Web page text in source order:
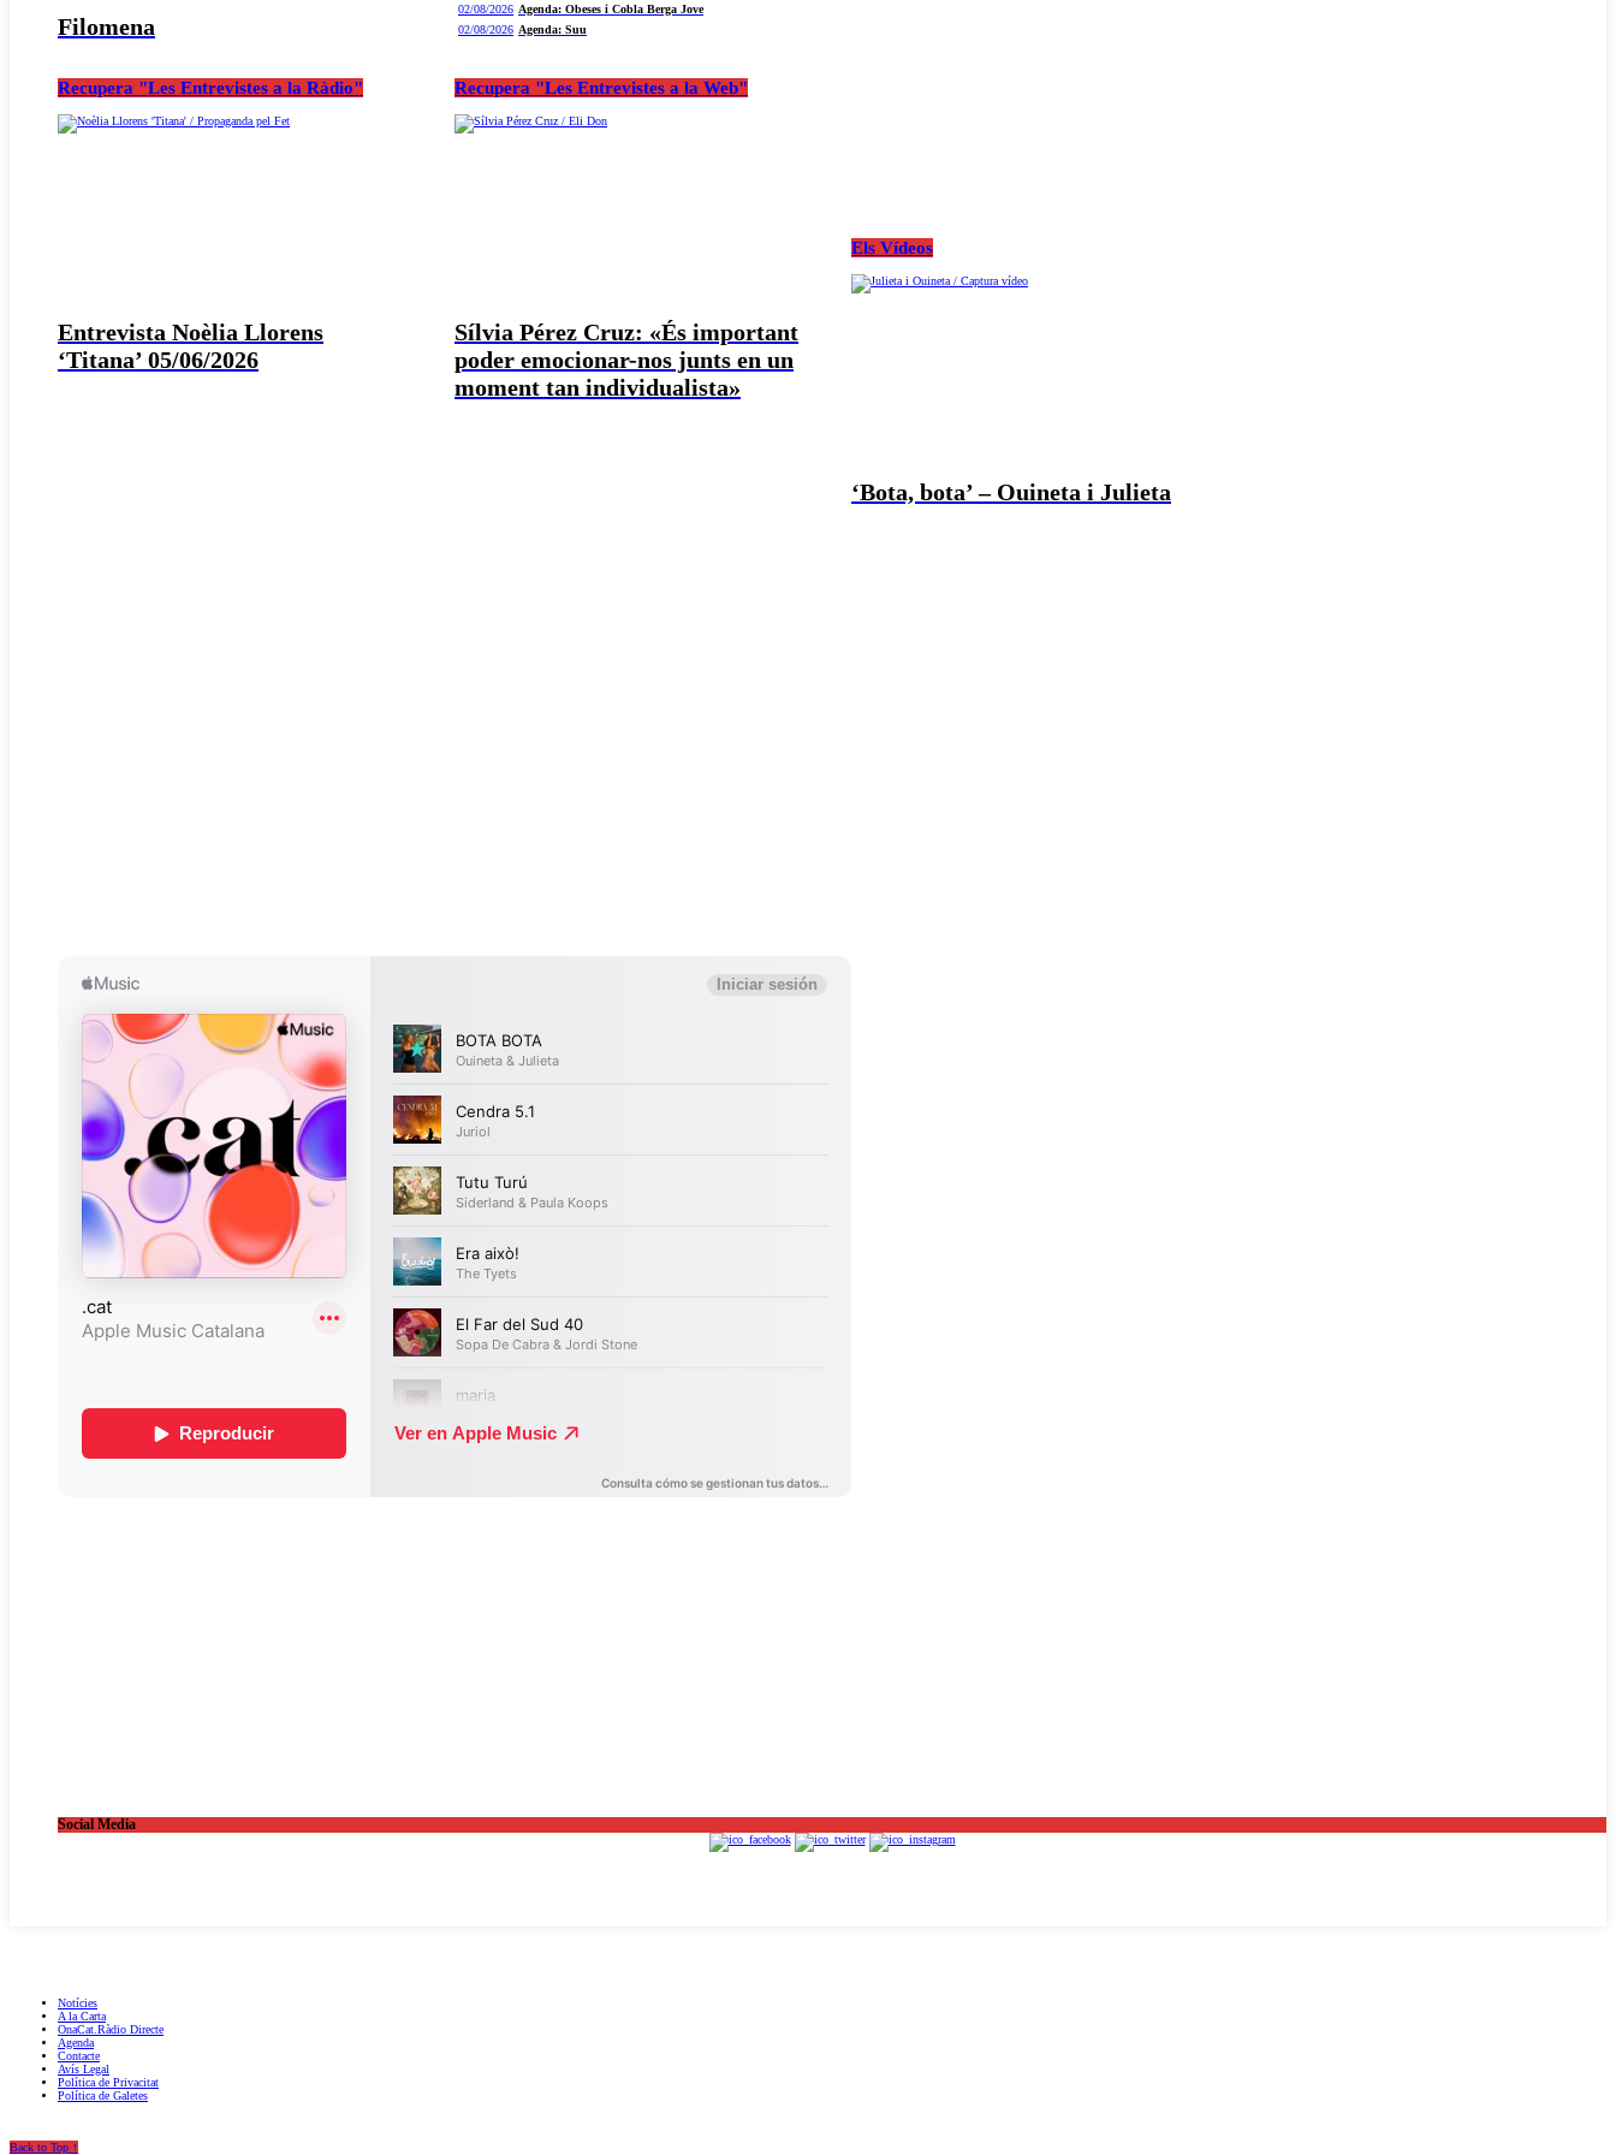
Filomena
02/08/2026 Agenda: Obeses i Cobla Berga Jove
02/08/2026 Agenda: Suu
Recupera "Les Entrevistes a la Ràdio"
Entrevista Noèlia Llorens
‘Titana’ 05/06/2026
Recupera "Les Entrevistes a la Web"
Sílvia Pérez Cruz: «És important
poder emocionar-nos junts en un
moment tan individualista»
Els Vídeos
‘Bota, bota’ – Ouineta i Julieta
Social Media
Notícies
A la Carta
OnaCat.Ràdio Directe
Agenda
Contacte
Avís Legal
Política de Privacitat
Política de Galetes
Back to Top ↑